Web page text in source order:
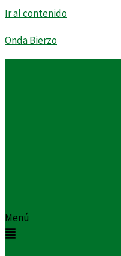
Ir al contenido
Onda Bierzo
Menú